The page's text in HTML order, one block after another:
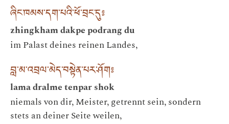
ཞིང་ཁམས་དག་པའི་ཕོ་བྲང་དུ༔
zhingkham dakpe podrang du
im Palast deines reinen Landes,
བླ་མ་འབྲལ་མེད་བསྟེན་པར་ཤོག༔
lama dralme tenpar shok
niemals von dir, Meister, getrennt sein, sondern
stets an deiner Seite weilen,